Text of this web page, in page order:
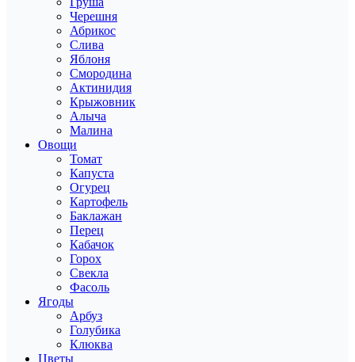
Черешня
Абрикос
Слива
Яблоня
Смородина
Актинидия
Крыжовник
Алыча
Малина
Овощи
Томат
Капуста
Огурец
Картофель
Баклажан
Перец
Кабачок
Горох
Свекла
Фасоль
Ягоды
Арбуз
Голубика
Клюква
Цветы